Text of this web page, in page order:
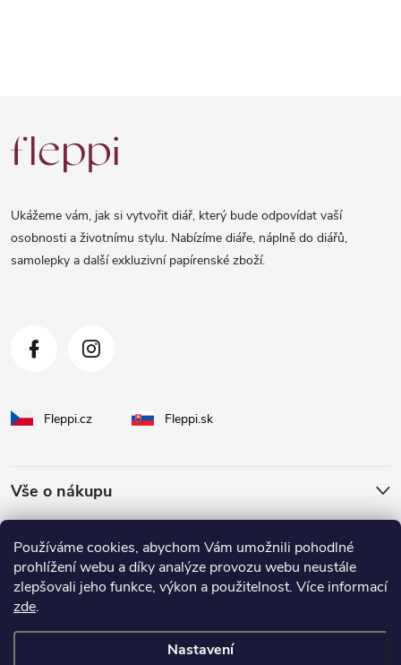
Používáme cookies, abychom Vám umožnili pohodlné
prohlížení webu a díky analýze provozu webu neustále
zlepšovali jeho funkce, výkon a použitelnost. Více informací
zde.
Nastavení
á
Ukážeme vám, jak si vytvořit diář, který bude odpovídat vaší
osobnosti a životnímu stylu. Nabízíme diáře, náplně do diářů,
samolepky a další exkluzivní papírenské zboží.
Fleppi.cz Fleppi.sk
Vše o nákupu
O Fleppi
Inspirace pro vás